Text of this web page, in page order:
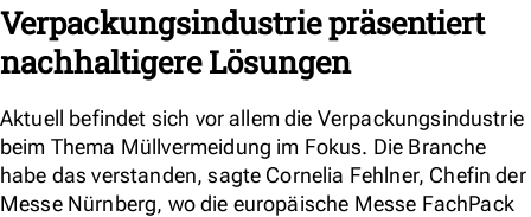
Verpackungsindustrie präsentiert
nachhaltigere Lösungen
Aktuell befindet sich vor allem die Verpackungsindustrie
beim Thema Müllvermeidung im Fokus. Die Branche
habe das verstanden, sagte Cornelia Fehlner, Chefin der
Messe Nürnberg, wo die europäische Messe FachPack